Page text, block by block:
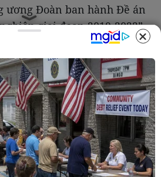
ương Đoàn ban hành Đề án
giai đoạn 2019-2022”
trường, động lực mạnh mẽ
niên Việt Nam khác
khởi nghiệp, chung tay
trở thành quốc gia khởi
đã tích cực ban hành
chương trình hành
nghiệp nói chung và hỗ
khởi nghiệp sáng tạo nói